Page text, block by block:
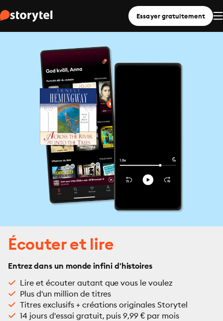
Essayer gratuitement
Écouter et lire
Entrez dans un monde infini d'histoires
Lire et écouter autant que vous le voulez
Plus d'un million de titres
Titres exclusifs + créations originales Storytel
14 jours d'essai gratuit, puis 9,99 € par mois